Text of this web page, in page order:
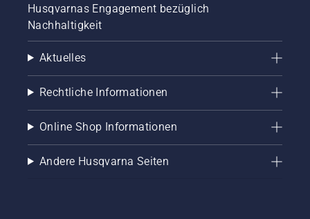
Husqvarnas Engagement bezüglich
Nachhaltigkeit
Aktuelles
Rechtliche Informationen
Online Shop Informationen
Andere Husqvarna Seiten